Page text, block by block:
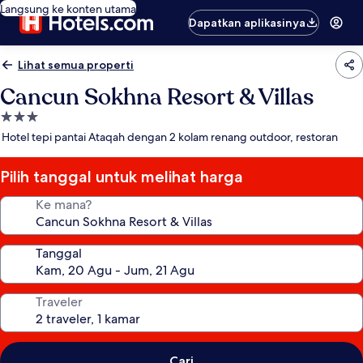
Langsung ke konten utama
Dapatkan aplikasinya
Lihat semua properti
Cancun Sokhna Resort & Villas
Properti
bintang
Hotel tepi pantai Ataqah dengan 2 kolam renang outdoor, restoran
Pilih tanggal untuk melihat harga
Ke mana?
Tanggal
Traveler